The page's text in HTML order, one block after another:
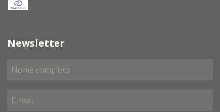
Newsletter